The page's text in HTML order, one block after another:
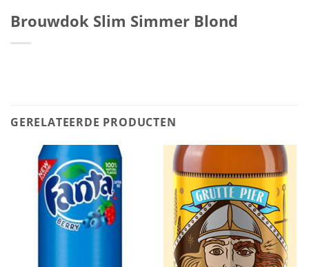
Brouwdok Slim Simmer Blond
GERELATEERDE PRODUCTEN